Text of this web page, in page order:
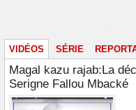
VIDÉOS SÉRIE
Magal kazu rajab:La
Serigne Fallou Mbacké